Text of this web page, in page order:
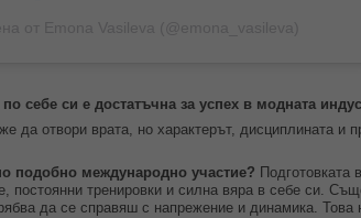
себе си е достатъчна за успех в модната
да отвори врата, но характерът, дисциплината и
подобно международно участие? Подготовката
постоянни тренировки и силна вяра в себе си.
да се справяш с напрежение и динамика. Това